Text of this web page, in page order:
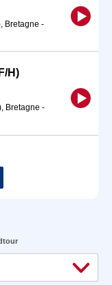
Bretagne -
H)
Bretagne -